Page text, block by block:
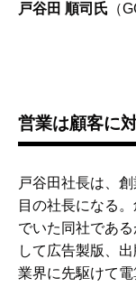
戸谷田 順司氏 （
営業は顧客に
戸谷田社長は、
目の社長になる
でいた同社であ
して広告製版、
業界に先駆けて